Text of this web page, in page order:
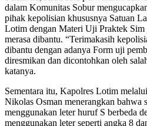
dalam Komunitas Sobur
pihak kepolisian khususnya Satuan
Lotim dengan Materi Uji Praktek Sim
merasa dibantu. “Terimakasih
dibantu dengan adanya Form uji
diresmikan dan dicontohkan oleh
katanya.
Sementara itu, Kapolres Lotim
Nikolas Osman menerangkan bahwa
menggunakan leter huruf S berbeda
menggunakan leter seperti angka 8